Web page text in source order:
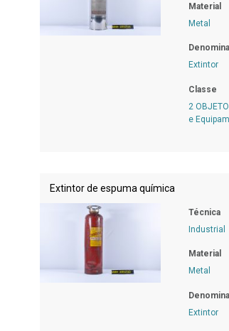
Material
Metal
Extintor
Classe
2
e
Extintor de espuma química
Técnica
Industrial
Material
Metal
Extintor